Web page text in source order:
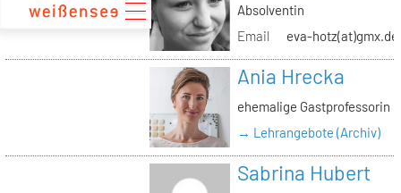
Absolventin
Email
eva-hotz(at)gmx.de
Ania Hrecka
ehemalige Gastprofessorin
→ Lehrangebote (Archiv)
Sabrina Hubert